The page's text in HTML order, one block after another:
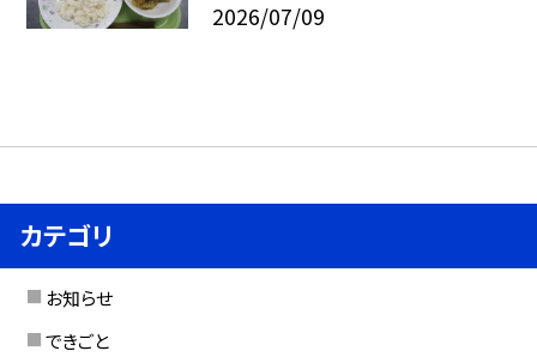
2026/07/09
カテゴリ
お知らせ
できごと